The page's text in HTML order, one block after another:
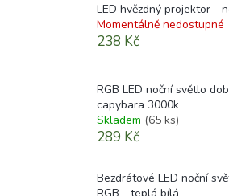
LED hvězdný projektor -
Momentálně nedostupné
238 Kč
RGB LED noční světlo
capybara 3000k
Skladem (65 ks)
289 Kč
Bezdrátové LED noční